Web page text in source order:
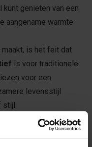
genieten van een
aangename warmte
is het feit dat
is voor traditionele
voor een
levensstijl
stijl.
vloer besteld,
En vergeet niet om